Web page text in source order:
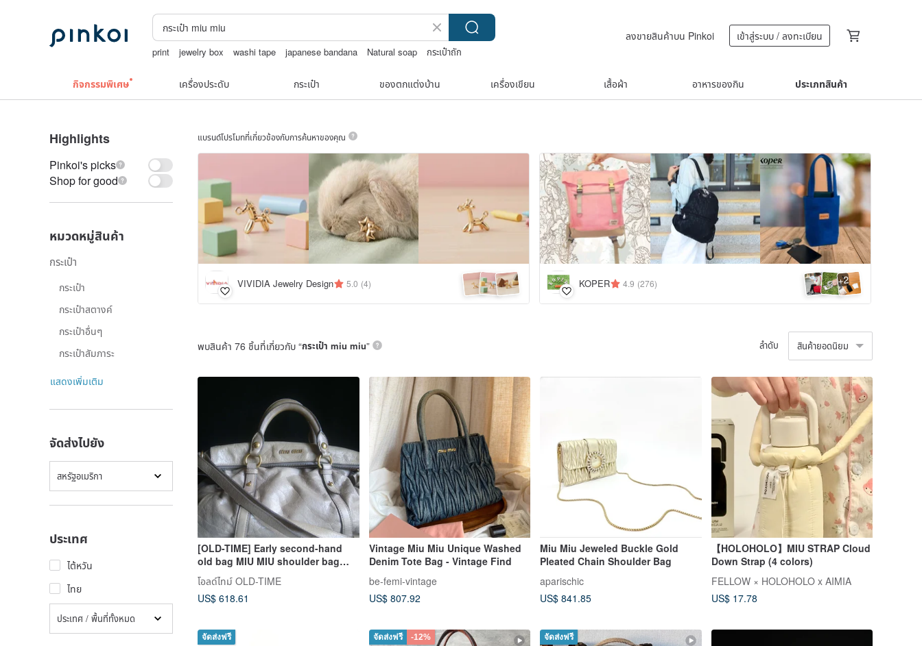
print jewelry box washi tape japanese bandana Natural soap
กระเป๋าถัก
ลงขายสินค้าบน Pinkoi เข้าสู่ระบบ / ลงทะเบียน
กิจกรรมพิเศษ เครื่องประดับ กระเป๋า ของตกแต่งบ้าน เครื่องเขียน เสื้อผ้า อาหารของกิน ประเภทสินค้า
Highlights
Pinkoi's picks
Shop for good
หมวดหมู่สินค้า
กระเป๋า
กระเป๋า
กระเป๋าสตางค์
กระเป๋าอื่นๆ
กระเป๋าสัมภาระ
แสดงเพิ่มเติม
จัดส่งไปยัง
สหรัฐอเมริกา
ประเทศ
ไต้หวัน
ไทย
ประเทศ / พื้นที่ทั้งหมด
แบรนด์โปรโมทที่เกี่ยวข้องกับการค้นหาของคุณ
VIVIDIA Jewelry Design 5.0 (4) KOPER 4.9 (276) +2
พบสินค้า 76 ชิ้นที่เกี่ยวกับ “กระเป๋า miu miu” ลำดับ สินค้ายอดนิยม
[OLD-TIME] Early second-hand
old bag MIU MIU shoulder bag
handbag
โอลด์ไทม์ OLD-TIME
US$ 618.61
Vintage Miu Miu Unique Washed
Denim Tote Bag - Vintage Find
be-femi-vintage
US$ 807.92
Miu Miu Jeweled Buckle Gold
Pleated Chain Shoulder Bag
aparischic
US$ 841.85
【HOLOHOLO】MIU STRAP Cloud
Down Strap (4 colors)
FELLOW × HOLOHOLO x AIMIA
US$ 17.78
จัดส่งฟรี จัดส่งฟรี -12% จัดส่งฟรี